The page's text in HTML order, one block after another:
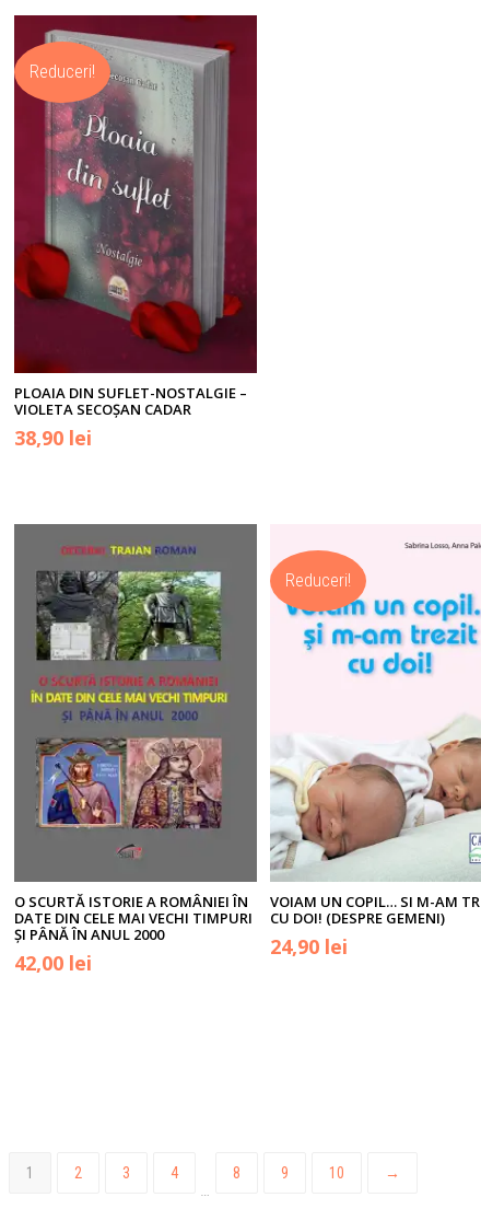
fost:
59,00 lei.
44,90 lei.
Reduceri!
PLOAIA DIN SUFLET-NOSTALGIE –
VIOLETA SECOŞAN CADAR
Prețul
fost:
49,90 lei.
38,90 lei
38,90 lei.
O SCURTĂ ISTORIE A ROMÂNIEI ÎN
DATE DIN CELE MAI VECHI TIMPURI
ȘI PÂNĂ ÎN ANUL 2000
42,00 lei
Reduceri!
VOIAM UN COPIL… SI M-AM
CU DOI! (DESPRE GEMENI)
Prețul
24,90 leiPrețul
1 2 3 4
…
8 9 10 →